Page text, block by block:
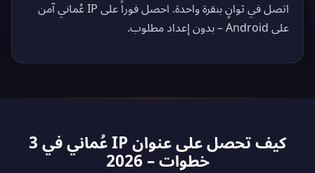
اتصل في ثوانٍ بنقرة واحدة. احصل فوراً على IP عُماني آمن
على Android – بدون إعداد مطلوب.
كيف تحصل على عنوان IP عُماني في 3
خطوات – 2026